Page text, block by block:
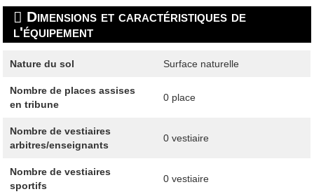
Dimensions et caractéristiques de
l'équipement
Nature du sol Surface naturelle
Nombre de places assises
en tribune
0 place
Nombre de vestiaires
arbitres/enseignants
0 vestiaire
Nombre de vestiaires
sportifs
0 vestiaire